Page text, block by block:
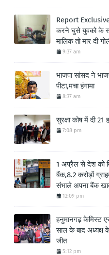
Report Exclusive
करने घुसे युवको के
मालिक तो मार दी
9:37 am
भाजपा सांसद ने
पीटा,मचा हंगामा
8:37 am
सुरक्षा कोष में दी 21
7:08 pm
1 अप्रैल से देश को
बैंक,8.2 करोड़ों
संभाले अपना बैंक
12:09 pm
हनुमानगढ़ केमिस्ट
साल के बाद अध्यक्ष
जीत
5:12 pm